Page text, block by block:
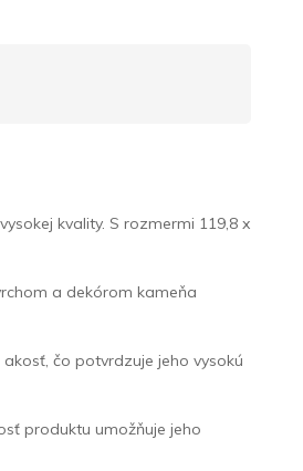
kvality. S rozmermi 119,8 x
a dekórom kameňa
čo potvrdzuje jeho vysokú
produktu umožňuje jeho